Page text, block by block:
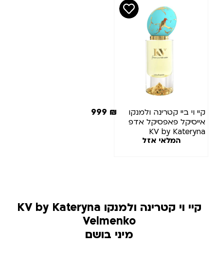
קיי וי ביי קטרינה ולמנקו
אייסיקל פאפסיקל אדפ
KV by Kateryna
Velmenko Icicle
999 ₪
המלאי אזל
קיי וי קטרינה ולמנקו KV by Kateryna
Velmenko
מיני בושם